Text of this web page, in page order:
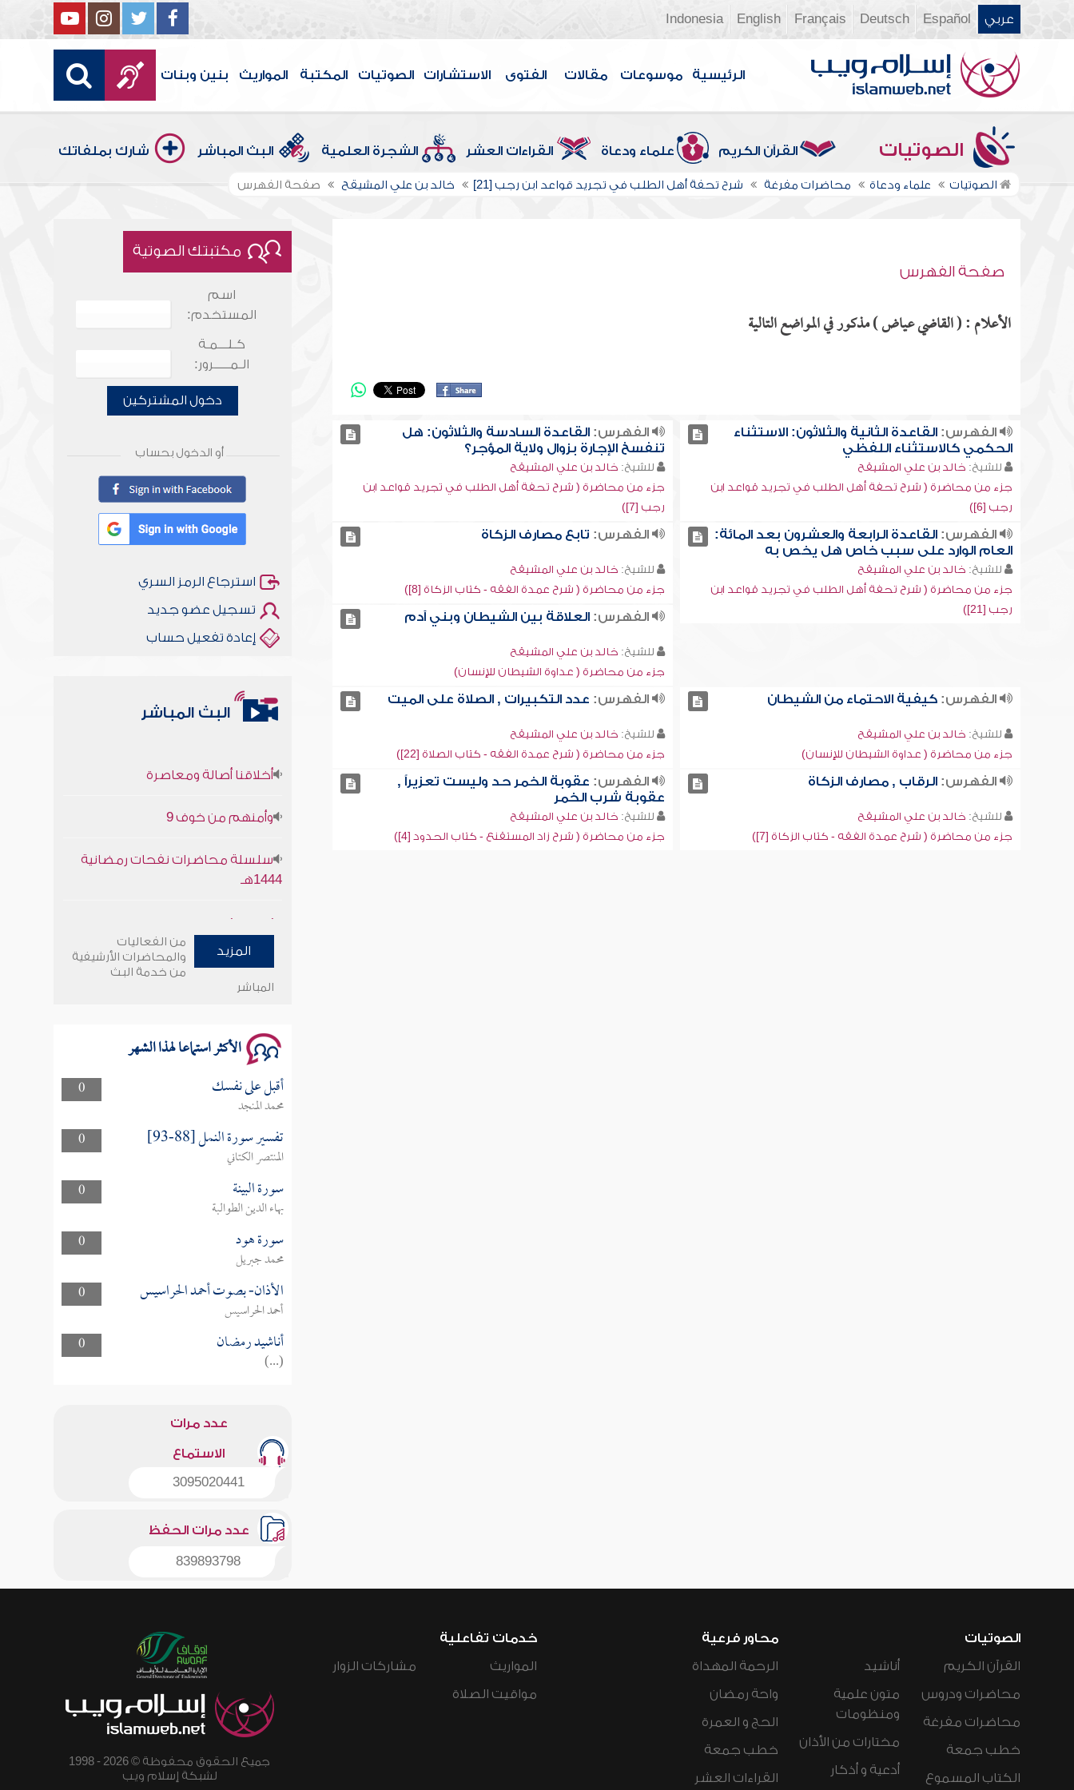
عربي Español
Deutsch
Français
English
Indonesia
الرئيسية موسوعات مقالات الفتوى الاستشارات الصوتيات المكتبة المواريث بنين وبنات
الصوتيات القرآن الكريم علماء ودعاة القراءات العشر الشجرة العلمية البث المباشر شارك بملفاتك
الصوتيات علماء ودعاة محاضرات مفرغة شرح تحفة أهل الطلب في تجريد قواعد ابن رجب [21] خالد بن علي المشيقح صفحة الفهرس
صفحة الفهرس
الأعلام : ( القاضي عياض ) مذكور في المواضع التالية
الفهرس:القاعدة الثانية والثلاثون: الاستثناء
الحكمي كالاستثناء اللفظي
للشيخ: خالد بن علي المشيقح
جزء من محاضرة ( شرح تحفة أهل الطلب في تجريد قواعد ابن
رجب [6])
الفهرس: القاعدة السادسة والثلاثون: هل
تنفسخ الإجارة بزوال ولاية المؤجر؟
للشيخ: خالد بن علي المشيقح
جزء من محاضرة ( شرح تحفة أهل الطلب في تجريد قواعد ابن
رجب [7])
الفهرس:القاعدة الرابعة والعشرون بعد المائة:
العام الوارد على سبب خاص هل يخص به
للشيخ: خالد بن علي المشيقح
جزء من محاضرة ( شرح تحفة أهل الطلب في تجريد قواعد ابن
رجب [21])
الفهرس: تابع مصارف الزكاة
للشيخ: خالد بن علي المشيقح
جزء من محاضرة ( شرح عمدة الفقه - كتاب الزكاة [8])
الفهرس: العلاقة بين الشيطان وبني آدم
للشيخ: خالد بن علي المشيقح
جزء من محاضرة ( عداوة الشيطان للإنسان)
الفهرس:كيفية الاحتماء من الشيطان
للشيخ: خالد بن علي المشيقح
جزء من محاضرة ( عداوة الشيطان للإنسان)
الفهرس: عدد التكبيرات , الصلاة على الميت
للشيخ: خالد بن علي المشيقح
جزء من محاضرة ( شرح عمدة الفقه - كتاب الصلاة [22])
الفهرس:الرقاب , مصارف الزكاة
للشيخ: خالد بن علي المشيقح
جزء من محاضرة ( شرح عمدة الفقه - كتاب الزكاة [7])
الفهرس: عقوبة الخمر حد وليست تعزيراً ,
عقوبة شرب الخمر
للشيخ: خالد بن علي المشيقح
جزء من محاضرة ( شرح زاد المستقنع - كتاب الحدود [4])
مكتبتك الصوتية
اسم
المستخدم:
كـلـــمـة
الـمـــــرور:
دخول المشتركين
أو الدخول بحساب
استرجاع الرمز السري
تسجيل عضو جديد
إعادة تفعيل حساب
البث المباشر
1444هـ
وأمنهم من خوف 9
سلسلة محاضرات نفحات رمضانية
المزيد
من الفعاليات
والمحاضرات الأرشيفية
من خدمة البث
المباشر
الأكثر استماعا لهذا الشهر
0 أقبل على نفسك
محمد المنجد
0
تفسير سورة النمل [88-93]
المنتصر الكتاني
0
سورة البينة
بهاء الدين الطوالبة
0
سورة هود
محمد جبريل
0
الأذان- بصوت أحمد الحراسيس
أحمد الحراسيس
0
أناشيد رمضان
(...)
عدد مرات
الاستماع
3095020441
عدد مرات الحفظ
839893798
الصوتيات
القرآن الكريم
محاضرات ودروس
محاضرات مفرغة
خطب جمعة
الكتاب المسموع
أناشيد
متون علمية
ومنظومات
مختارات من الأذان
أدعية و أذكار
محاور فرعية
الرحمة المهداة
واحة رمضان
الحج و العمرة
خطب جمعة
القراءات العشر
خدمات تفاعلية
المواريث
مواقيت الصلاة
مشاركات الزوار
جميع الحقوق محفوظة © 2026 - 1998
لشبكة إسلام ويب